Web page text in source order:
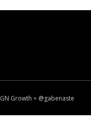
GN Growth + @gabenaste